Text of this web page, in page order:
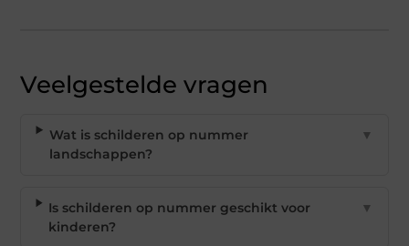
Veelgestelde vragen
Wat is schilderen op nummer
landschappen?
▼
Is schilderen op nummer geschikt voor
kinderen?
▼